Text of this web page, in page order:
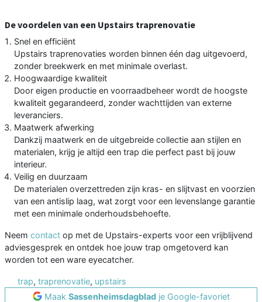
De voordelen van een Upstairs traprenovatie
Snel en efficiënt
Upstairs traprenovaties worden binnen één dag uitgevoerd,
zonder breekwerk en met minimale overlast.
Hoogwaardige kwaliteit
Door eigen productie en voorraadbeheer wordt de hoogste
kwaliteit gegarandeerd, zonder wachttijden van externe
leveranciers.
Maatwerk afwerking
Dankzij maatwerk en de uitgebreide collectie aan stijlen en
materialen, krijg je altijd een trap die perfect past bij jouw
interieur.
Veilig en duurzaam
De materialen overzettreden zijn kras- en slijtvast en voorzien
van een antislip laag, wat zorgt voor een levenslange garantie
met een minimale onderhoudsbehoefte.
Neem contact op met de Upstairs-experts voor een vrijblijvend
adviesgesprek en ontdek hoe jouw trap omgetoverd kan
worden tot een ware eyecatcher.
trap, traprenovatie, upstairs
Maak Sassenheimsdagbladje Google-favoriet